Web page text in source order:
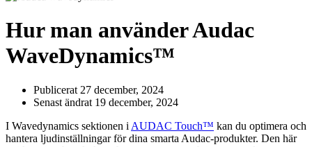
Hur man använder Audac
WaveDynamics™
Publicerat 27 december, 2024
Senast ändrat 19 december, 2024
I Wavedynamics sektionen i AUDAC Touch™ kan du optimera och
hantera ljudinställningar för dina smarta Audac-produkter. Den här